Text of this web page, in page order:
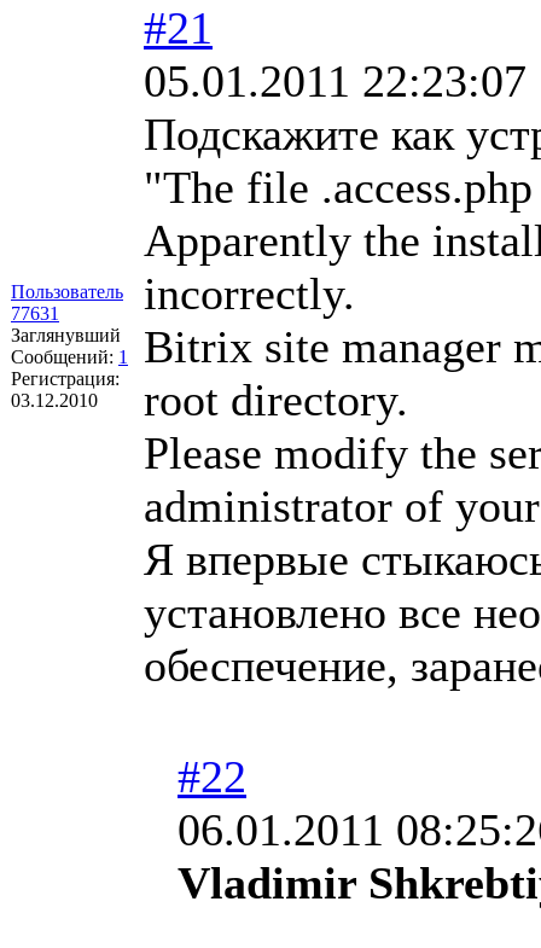
Пользователь
77631
Заглянувший
Сообщений: 1
Регистрация:
03.12.2010
#21
05.01.2011 22:23:07
Подскажите как
"The file
Apparently the
incorrectly.
Bitrix site manager
root directory.
Please modify the
administrator of
Я впервые
установлено все
обеспечение,
#22
06.01.2011
Vladimir